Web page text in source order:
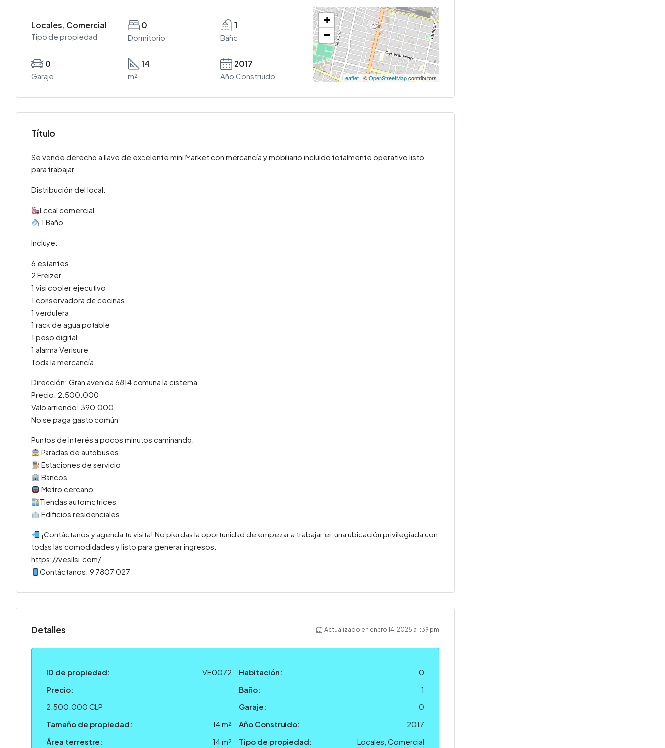
Locales, Comercial
Tipo de propiedad
0
Dormitorio
1
Baño
0
Garaje
14
m²
2017
Año Construido
+
−
Leaflet| ©OpenStreetMapcontributors
Título
Se vende derecho a llave de excelente mini Market con mercancía y mobiliario incluido totalmente operativo listo
para trabajar.
Distribución del local:
Local comercial
1 Baño
Incluye:
6 estantes
2 Freizer
1 visi cooler ejecutivo
1 conservadora de cecinas
1 verdulera
1 rack de agua potable
1 peso digital
1 alarma Verisure
Toda la mercancía
Dirección: Gran avenida 6814 comuna la cisterna
Precio: 2.500.000
Valo arriendo: 390.000
No se paga gasto común
Puntos de interés a pocos minutos caminando:
Paradas de autobuses
Estaciones de servicio
Bancos
Metro cercano
Tiendas automotrices
Edificios residenciales
¡Contáctanos y agenda tu visita! No pierdas la oportunidad de empezar a trabajar en una ubicación privilegiada con
todas las comodidades y listo para generar ingresos.
https://vesilsi.com/
Contáctanos: 9 7807 027
Detalles Actualizado en enero 14, 2025 a 1:39 pm
ID de propiedad:
VE0072
Precio:
2.500.000 CLP
Tamaño de propiedad:
14 m²
Área terrestre:
14 m²
Habitación:
0
Baño:
1
Garaje:
0
Año Construido:
2017
Tipo de propiedad:
Locales, Comercial